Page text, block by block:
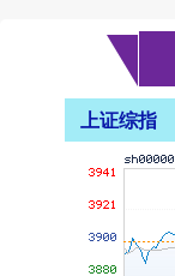
上证综指